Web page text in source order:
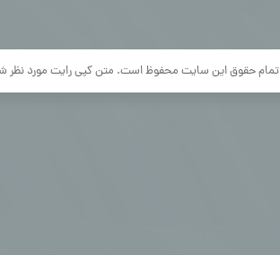
تمام حقوق این سایت محفوظ است. متن کپی رایت مورد نظر شما